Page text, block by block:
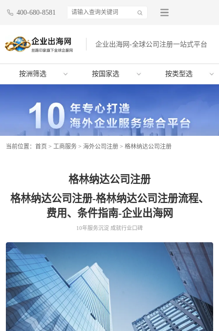
400-680-8581
企业出海网-全球公司注册一站式平台
按洲筛选 按国家选 按类型选
当前位置： 首页 > 工商服务 > 海外公司注册 > 格林纳达公司注册
格林纳达公司注册
格林纳达公司注册-格林纳达公司注册流程、
费用、条件指南-企业出海网
10年服务沉淀 成就行业口碑